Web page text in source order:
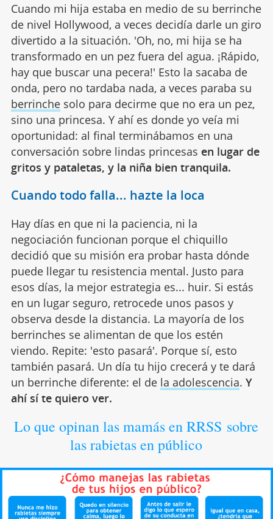
Cuando mi hija estaba en medio de su berrinche
de nivel Hollywood, a veces decidía darle un giro
divertido a la situación. 'Oh, no, mi hija se ha
transformado en un pez fuera del agua. ¡Rápido,
hay que buscar una pecera!' Esto la sacaba de
onda, pero no tardaba nada, a veces paraba su
berrinchesolo para decirme que no era un pez,
sino una princesa. Y ahí es donde yo veía mi
oportunidad: al final terminábamos en una
conversación sobre lindas princesas en lugar de
gritos y pataletas, y la niña bien tranquila.
Cuando todo falla... hazte la loca
Hay días en que ni la paciencia, ni la
negociación funcionan porque el chiquillo
decidió que su misión era probar hasta dónde
puede llegar tu resistencia mental. Justo para
esos días, la mejor estrategia es... huir. Si estás
en un lugar seguro, retrocede unos pasos y
observa desde la distancia. La mayoría de los
berrinches se alimentan de que los estén
viendo. Repite: 'esto pasará'. Porque sí, esto
también pasará. Un día tu hijo crecerá y te dará
un berrinche diferente: el de la adolescencia. Y
ahí sí te quiero ver.
Lo que opinan las mamás en RRSS sobre
las rabietas en público